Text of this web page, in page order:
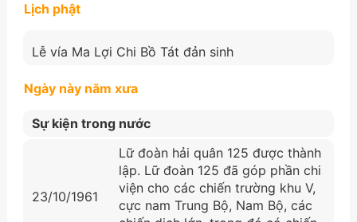
Lịch phật
Lễ vía Ma Lợi Chi Bồ Tát đản sinh
Ngày này năm xưa
Sự kiện trong nước
23/10/1961
Lữ đoàn hải quân 125 được thành
lập. Lữ đoàn 125 đã góp phần chi
viện cho các chiến trường khu V,
cực nam Trung Bộ, Nam Bộ, các